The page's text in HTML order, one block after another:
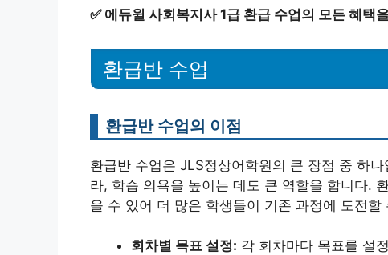
✅ 에듀윌 사회복지사 1급 환급 수업의 모든 혜택
환급반 수업
환급반 수업의 이점
환급반 수업은 JLS정상어학원의 큰 장점 중 하
라, 학습 의욕을 높이는 데도 큰 역할을 합니다.
을 수 있어 더 많은 학생들이 기존 과정에 도전할
회차별 목표 설정: 각 회차마다 목표를 설